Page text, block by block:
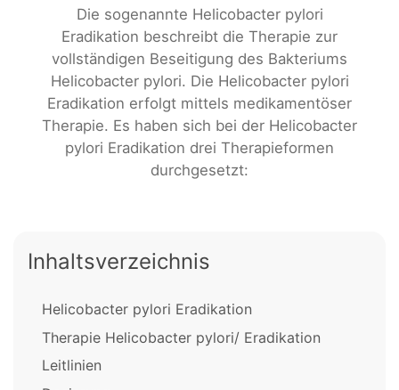
Die sogenannte Helicobacter pylori
Eradikation beschreibt die Therapie zur
vollständigen Beseitigung des Bakteriums
Helicobacter pylori. Die Helicobacter pylori
Eradikation erfolgt mittels medikamentöser
Therapie. Es haben sich bei der Helicobacter
pylori Eradikation drei Therapieformen
durchgesetzt:
Inhaltsverzeichnis
Helicobacter pylori Eradikation
Therapie Helicobacter pylori/ Eradikation
Leitlinien